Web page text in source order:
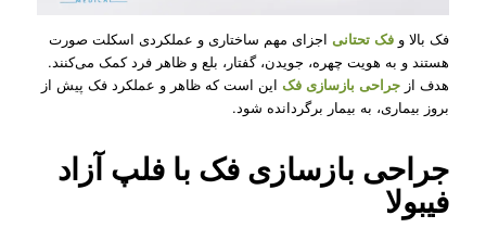
فک بالا و فک تحتانیاجزای مهم ساختاری و عملکردی اسکلت صورت
هستند و به هویت چهره، جویدن، گفتار، بلع و ظاهر فرد کمک می‌کنند.
هدف از جراحی بازسازی فک این است که ظاهر و عملکرد فک پیش از
بروز بیماری، به بیمار برگردانده شود.
جراحی بازسازی فک با فلپ آزاد
فیبولا